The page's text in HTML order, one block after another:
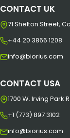
CONTACT UK
71 Shelton Street,
+44 20 3866 1208
info@biorius.com
CONTACT USA
1700 W. Irving Park
+1 (773) 897 3102
info@biorius.com